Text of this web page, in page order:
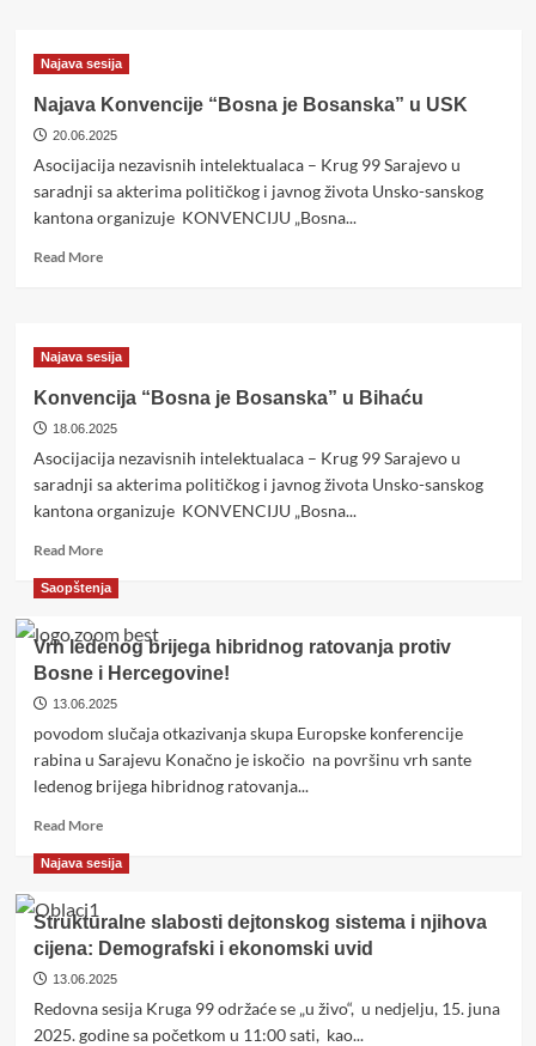
Konvencije
“Bosna
je
u
Bihaću
Najava sesija
Najava Konvencije “Bosna je Bosanska” u USK
20.06.2025
Asocijacija nezavisnih intelektualaca – Krug 99 Sarajevo u
saradnji sa akterima političkog i javnog života Unsko-sanskog
kantona organizuje KONVENCIJU „Bosna...
Read MoreRead
Konvencije
“Bosna
je
Bosanska”
u
USK
Najava sesija
Konvencija “Bosna je Bosanska” u Bihaću
18.06.2025
Asocijacija nezavisnih intelektualaca – Krug 99 Sarajevo u
saradnji sa akterima političkog i javnog života Unsko-sanskog
kantona organizuje KONVENCIJU „Bosna...
Read MoreRead
about
“Bosna
Bosanska”
u
Bihaću
Saopštenja
Vrh ledenog brijega hibridnog ratovanja protiv
Bosne i Hercegovine!
13.06.2025
povodom slučaja otkazivanja skupa Europske konferencije
rabina u Sarajevu Konačno je iskočio na površinu vrh sante
ledenog brijega hibridnog ratovanja...
Read MoreRead
about
ledenog
hibridnog
ratovanja
protiv
Bosne
Najava sesija
Strukturalne slabosti dejtonskog sistema i njihova
cijena: Demografski i ekonomski uvid
13.06.2025
Redovna sesija Kruga 99 održaće se „u živo“, u nedjelju, 15. juna
2025. godine sa početkom u 11:00 sati, kao...